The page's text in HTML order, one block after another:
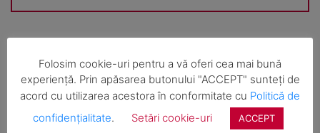
Folosim cookie-uri pentru a vă oferi cea mai bună
experiență. Prin apăsarea butonului "ACCEPT" sunteți de
acord cu utilizarea acestora în conformitate cu Politică de
confidențialitate. Setări cookie-uri ACCEPT